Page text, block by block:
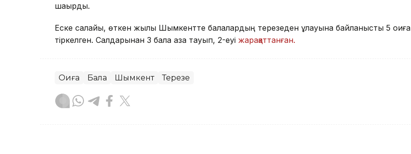
шақырды.
Еске салайық, өткен жылы Шымкентте балалардың терезеден құлауына байланысты 5 оқиға
тіркелген. Салдарынан 3 бала қаза тауып, 2-еуі жарақаттанған.
Оқиға Бала Шымкент Терезе